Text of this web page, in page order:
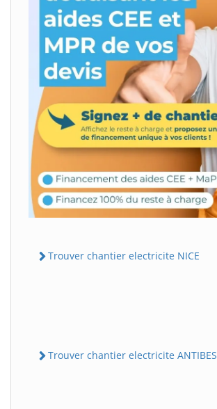
Trouver chantier electricite NICE
Trouver chantier electricite ANTIBES